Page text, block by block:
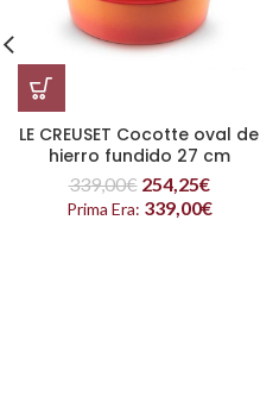
LE CREUSET Cocotte oval de
hierro fundido 27 cm
Volcanico
339,00€ 254,25€
Prima Era: 339,00€